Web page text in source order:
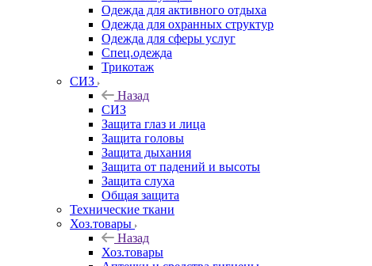
Одежда для активного отдыха
Одежда для охранных структур
Одежда для сферы услуг
Спец.одежда
Трикотаж
СИЗ
Назад
СИЗ
Защита глаз и лица
Защита головы
Защита дыхания
Защита от падений и высоты
Защита слуха
Общая защита
Технические ткани
Хоз.товары
Назад
Хоз.товары